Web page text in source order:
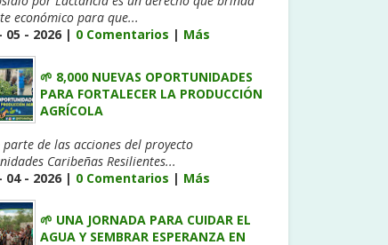
económico para que...
05 - 2026 | 0 Comentarios | Más
🌱 8,000 NUEVAS OPORTUNIDADES
PARA FORTALECER LA PRODUCCIÓN
AGRÍCOLA
parte de las acciones del proyecto
Caribeñas Resilientes...
04 - 2026 | 0 Comentarios | Más
🌱 UNA JORNADA PARA CUIDAR EL
AGUA Y SEMBRAR ESPERANZA EN